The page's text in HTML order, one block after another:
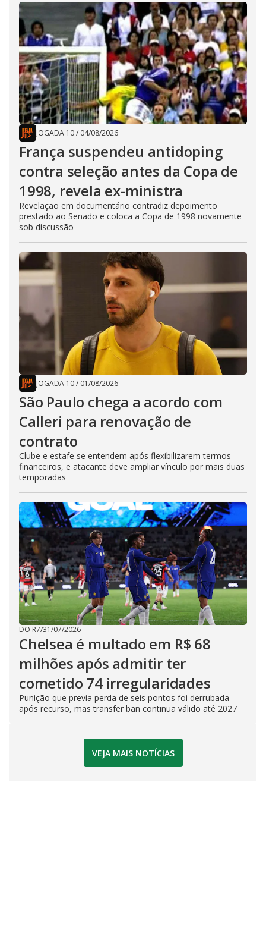
JOGADA 10/ 04/08/2026
França suspendeu antidoping
contra seleção antes da Copa de
1998, revela ex-ministra
Revelação em documentário contradiz depoimento
prestado ao Senado e coloca a Copa de 1998 novamente
sob discussão
JOGADA 10/ 01/08/2026
São Paulo chega a acordo com
Calleri para renovação de
contrato
Clube e estafe se entendem após flexibilizarem termos
financeiros, e atacante deve ampliar vínculo por mais duas
temporadas
DO R7/31/07/2026
Chelsea é multado em R$ 68
milhões após admitir ter
cometido 74 irregularidades
Punição que previa perda de seis pontos foi derrubada
após recurso, mas transfer ban continua válido até 2027
VEJA MAIS NOTÍCIAS